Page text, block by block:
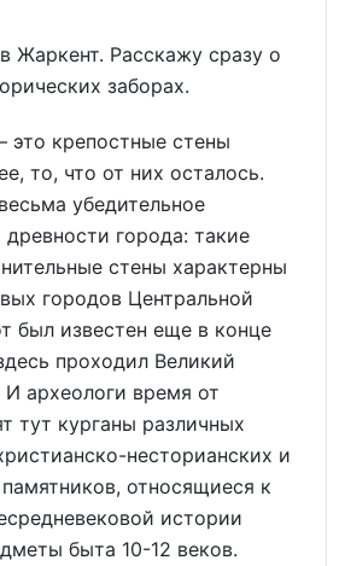
Жаркент. Расскажу сразу о
заборах.
крепостные стены
то, что от них осталось.
убедительное
древности города: такие
стены характерны
городов Центральной
был известен еще в конце
проходил Великий
археологи время от
тут курганы различных
несторианских и
относящиеся к
истории
быта 10-12 веков.